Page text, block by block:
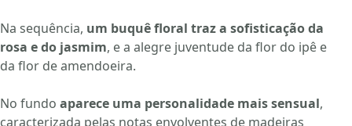
Na sequência, um buquê floral traz a sofisticação da
rosa e do jasmim, e a alegre juventude da flor do ipê e
da flor de amendoeira.
No fundo aparece uma personalidade mais sensual,
caracterizada pelas notas envolventes de madeiras